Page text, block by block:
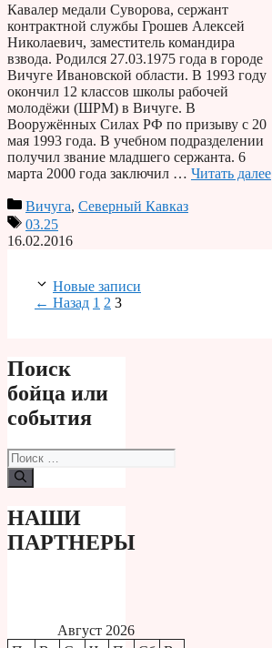
Кавалер медали Суворова, сержант
контрактной службы Грошев Алексей
Николаевич, заместитель командира
взвода. Родился 27.03.1975 года в городе
Вичуге Ивановской области. В 1993 году
окончил 12 классов школы рабочей
молодёжи (ШРМ) в Вичуге. В
Вооружённых Силах РФ по призыву с 20
мая 1993 года. В учебном подразделении
получил звание младшего сержанта. 6
марта 2000 года заключил … Читать далее
Вичуга, Северный Кавказ
03.25
16.02.2016
Новые записи
← Назад Страница
1 Страница
2 Страница
3
Поиск
бойца или
события
Поиск:
НАШИ
ПАРТНЕРЫ
Август 2026